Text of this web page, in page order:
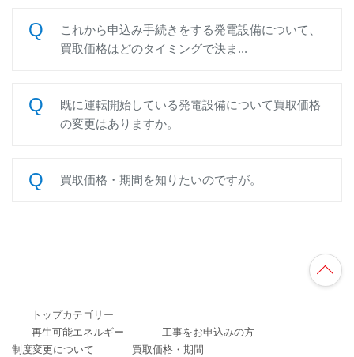
これから申込み手続きをする発電設備について、
買取価格はどのタイミングで決ま...
既に運転開始している発電設備について買取価格
の変更はありますか。
買取価格・期間を知りたいのですが。
TO
P
へ
トップカテゴリー
再生可能エネルギー
工事をお申込みの方
制度変更について
買取価格・期間